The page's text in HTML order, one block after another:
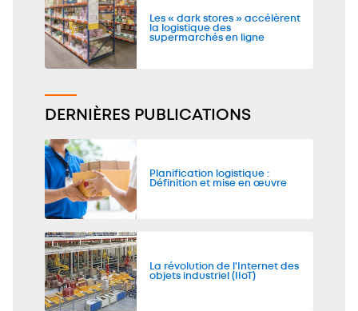
Les « dark stores » accélèrent
la logistique des
supermarchés en ligne
DERNIÈRES PUBLICATIONS
Planification logistique :
Définition et mise en œuvre
La révolution de l'Internet des
objets industriel (IIoT)